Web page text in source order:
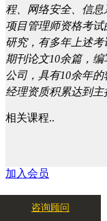
程、网络安全、信
项目管理师资格考
研究，有多年上述
期刊论文10余篇，
公司，具有10余年
经理资质积累达到主
相关课程..
咨询顾问
加入会员